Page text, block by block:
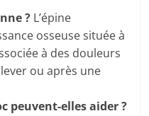
? L’épine
osseuse située à
à des douleurs
ou après une
peuvent-elles aider ?